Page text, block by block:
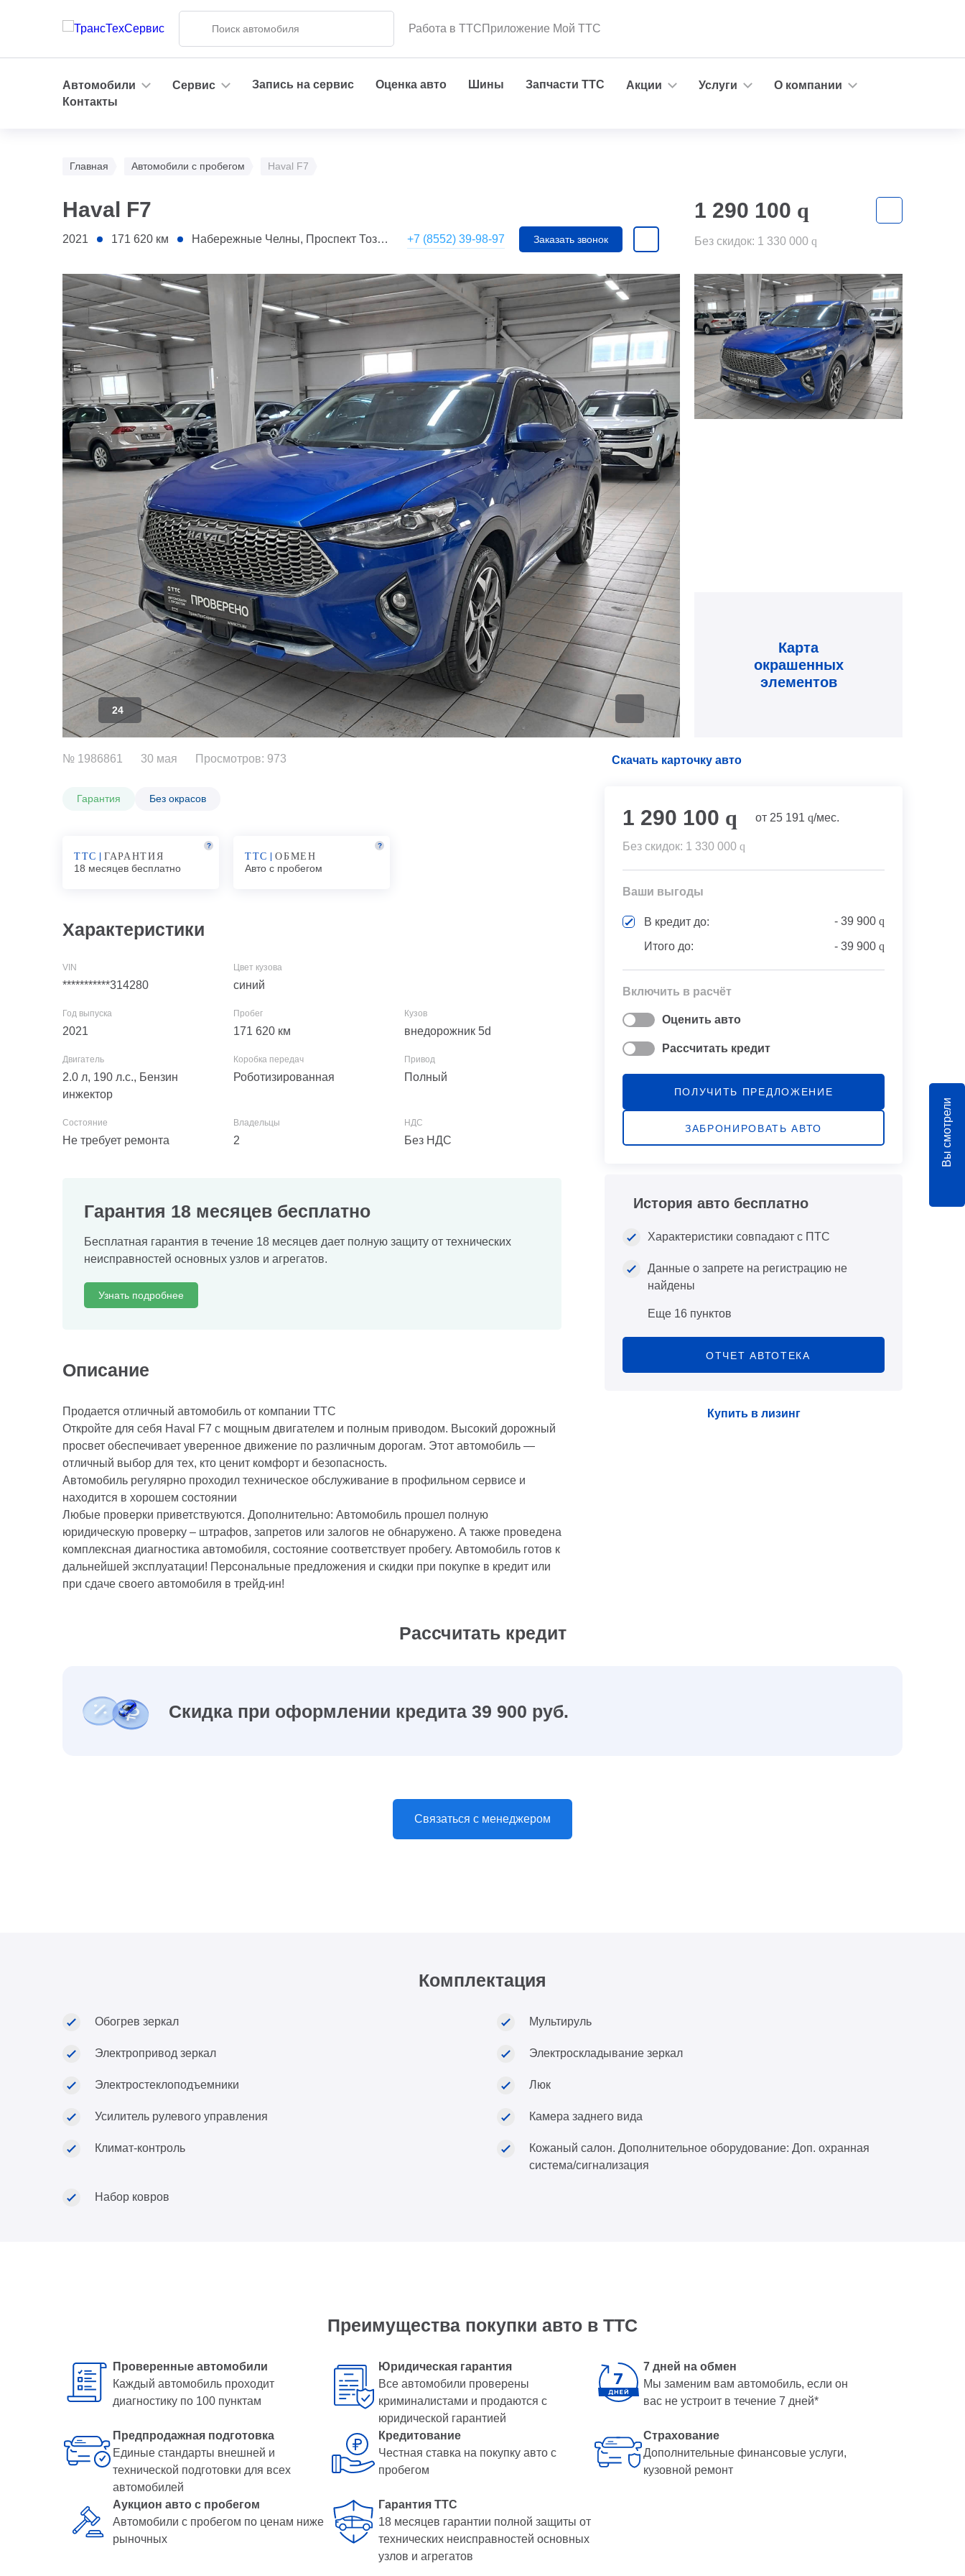
Работа в ТТСПриложение Мой ТТС
Автомобили Сервис Запись на сервис Оценка авто Шины Запчасти ТТС Акции Услуги
О компании
Контакты
Главная Автомобили с пробегом Haval F7
Haval F7
2021 171 620 км Набережные Челны, Проспект Тозелеш, 27 +7 (8552) 39-98-97 Заказать звонок
1 290 100 q
Без скидок: 1 330 000 q
24
Карта
окрашенных
элементов
№ 1986861 30 мая Просмотров: 973
Гарантия Без окрасов
ТТС ГАРАНТИЯ
18 месяцев бесплатно
?
ТТС ОБМЕН
Авто с пробегом
?
Характеристики
***********314280 синий
2021 171 620 км внедорожник 5d
2.0 л, 190 л.с., Бензин
инжектор
Роботизированная Полный
Не требует ремонта 2 Без НДС
Гарантия 18 месяцев бесплатно
Бесплатная гарантия в течение 18 месяцев дает полную защиту от технических
неисправностей основных узлов и агрегатов.
Узнать подробнее
Описание
Продается отличный автомобиль от компании ТТС
Откройте для себя Haval F7 с мощным двигателем и полным приводом. Высокий дорожный
просвет обеспечивает уверенное движение по различным дорогам. Этот автомобиль —
отличный выбор для тех, кто ценит комфорт и безопасность.
Автомобиль регулярно проходил техническое обслуживание в профильном сервисе и
находится в хорошем состоянии
Любые проверки приветствуются. Дополнительно: Автомобиль прошел полную
юридическую проверку – штрафов, запретов или залогов не обнаружено. А также проведена
комплексная диагностика автомобиля, состояние соответствует пробегу. Автомобиль готов к
дальнейшей эксплуатации! Персональные предложения и скидки при покупке в кредит или
при сдаче своего автомобиля в трейд-ин!
Скачать карточку авто
1 290 100 q от 25 191 q/мес.
Без скидок: 1 330 000 q
Ваши выгоды
В кредит до: - 39 900 q
Итого до: - 39 900 q
Включить в расчёт
Оценить авто
Рассчитать кредит
ПОЛУЧИТЬ ПРЕДЛОЖЕНИЕ
ЗАБРОНИРОВАТЬ АВТО
История авто бесплатно
Характеристики совпадают с ПТС
Данные о запрете на регистрацию не
найдены
Еще 16 пунктов
ОТЧЕТ АВТОТЕКА
Купить в лизинг
Рассчитать кредит
Скидка при оформлении кредита 39 900 руб.
Связаться с менеджером
Комплектация
Обогрев зеркал Мультируль
Электропривод зеркал Электроскладывание зеркал
Электростеклоподъемники Люк
Усилитель рулевого управления Камера заднего вида
Климат-контроль
Кожаный салон. Дополнительное оборудование: Доп. охранная
система/сигнализация
Набор ковров
Преимущества покупки авто в ТТС
Проверенные автомобили
Каждый автомобиль проходит
диагностику по 100 пунктам
Юридическая гарантия
Все автомобили проверены
криминалистами и продаются с
юридической гарантией
7 дней на обмен
Мы заменим вам автомобиль, если он
вас не устроит в течение 7 дней*
Предпродажная подготовка
Единые стандарты внешней и
технической подготовки для всех
автомобилей
Кредитование
Честная ставка на покупку авто с
пробегом
Страхование
Дополнительные финансовые услуги,
кузовной ремонт
Аукцион авто с пробегом
Автомобили с пробегом по ценам ниже
рыночных
Гарантия ТТС
18 месяцев гарантии полной защиты от
технических неисправностей основных
узлов и агрегатов
Вы смотрели